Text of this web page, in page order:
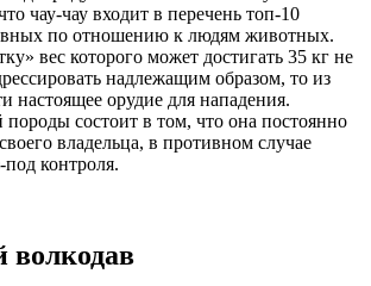
чау-чау входит в перечень топ-10
по отношению к людям животных.
вес которого может достигать 35 кг не
надлежащим образом, то из
настоящее орудие для нападения.
породы состоит в том, что она постоянно
владельца, в противном случае
контроля.
волкодав